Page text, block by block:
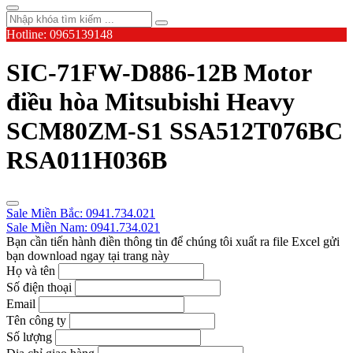
Hotline: 0965139148
SIC-71FW-D886-12B Motor
điều hòa Mitsubishi Heavy
SCM80ZM-S1 SSA512T076BC
RSA011H036B
Sale Miền Bắc: 0941.734.021
Sale Miền Nam: 0941.734.021
Bạn cần tiến hành điền thông tin để chúng tôi xuất ra file Excel gửi
bạn download ngay tại trang này
Họ và tên
Số điện thoại
Email
Tên công ty
Số lượng